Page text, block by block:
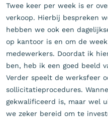
Twee keer per week is er
verkoop. Hierbij bespreken
hebben we ook een
op kantoor is en om de
medewerkers. Doordat ik
ben, heb ik een goed beeld
Verder speelt de werksfeer
sollicitatieprocedures.
gekwalificeerd is, maar wel
we zeker bereid om te